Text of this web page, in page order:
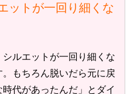
ットが一回り細くな
ルエットが一回り細くな
もちろん脱いだら元に戻
代があったんだ」とダイ